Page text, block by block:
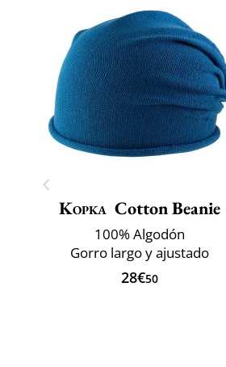
Kopka Cotton Beanie
100% Algodón
Gorro largo y ajustado
28€50